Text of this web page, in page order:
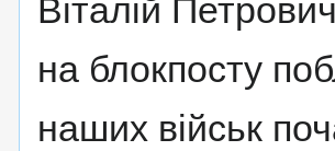
Віталій
на блокпосту
наших військ